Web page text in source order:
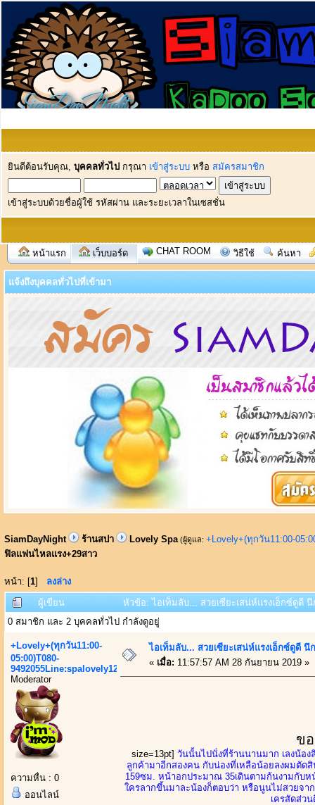
ยินดีต้อนรับคุณ, บุคคลทั่วไป กรุณา เข้าสู่ระบบ หรือ สมัครสมาชิก
เข้าสู่ระบบด้วยชื่อผู้ใช้ รหัสผ่าน และระยะเวลาในเซสชั่น
หน้าแรก เว็บบอร์ด CHAT ROOM วิธีใช้ ค้นหา
แจ้งถึงบุคคลทั่วไปที่เข้ามา
SiamDayNight ร้านสปา Lovely Spa (ผู้ดูแล: +Lovely+(ทุกวัน11:00-
ฟิลแฟนไหลแรง+29สาว
หน้า: [1] ลงล่าง
ผู้เขียน
หัวข้อ: ไอเท็มลับ... สวยเซียะเสน่ห์แรงเอ็กซ์ดูดี
0 สมาชิก และ 2 บุคคลทั่วไป กำลังดูอยู่
+Lovely+(ทุกวัน11:00-
05:00)T080-
9492055Line:spalovely123
Moderator
ความหื่น : 0
ออนไลน์
ไอเท็มลับ... สวยเซียะเสน่ห์แรงเอ็กซ์ดูดี
« เมื่อ: 11:57:57 AM 28 กันยายน 2019 »
ข
size=13pt] วันนั้นไปนั่งที่ร้านนานมาก เลงน้อง
ลูกค้ามาอีกสองคน กับน่องที่เหลือน้อยลงผมตัด
159ซม. หน้าอกประมาณ 35เดินตามก้นงามกับ
ใครลากขึ้นมาละน้องก็ตอบว่า หรือนูนไม่สวยจ
เครสัดส่ว